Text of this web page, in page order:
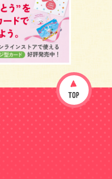
授乳
予防接種
生後3カ月
お祝い
肌